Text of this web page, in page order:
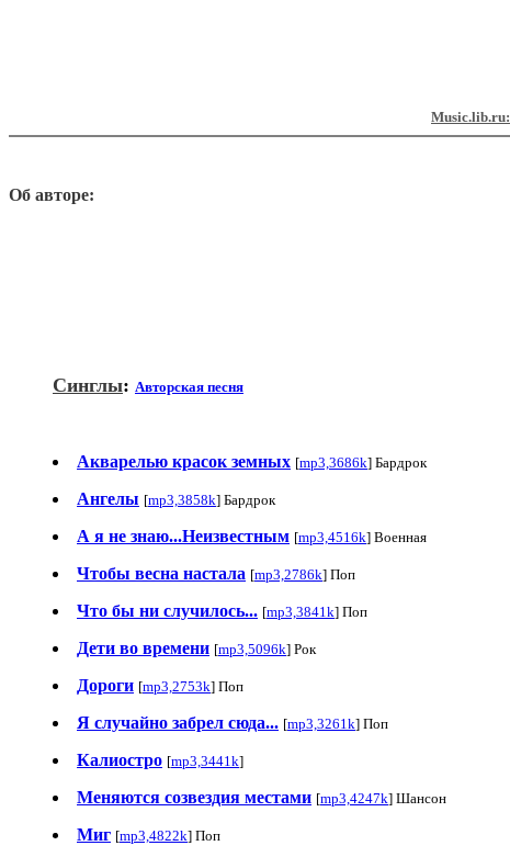
Music.lib.ru:
Об авторе:
Синглы: Авторская песня
Акварелью красок земных [mp3,3686k] Бардрок
Ангелы [mp3,3858k] Бардрок
А я не знаю...Неизвестным [mp3,4516k] Военная
Чтобы весна настала [mp3,2786k] Поп
Что бы ни случилось... [mp3,3841k] Поп
Дети во времени [mp3,5096k] Рок
Дороги [mp3,2753k] Поп
Я случайно забрел сюда... [mp3,3261k] Поп
Калиостро [mp3,3441k]
Меняются созвездия местами [mp3,4247k] Шансон
Миг [mp3,4822k] Поп